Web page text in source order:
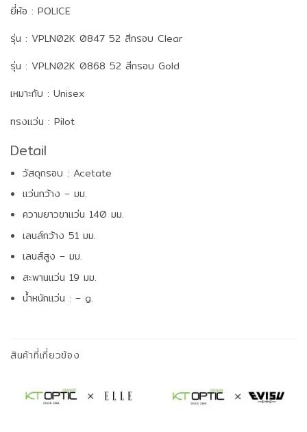
ยี่ห้อ : POLICE
รุ่น : VPLN02K 0847 52 สีกรอบ Clear
รุ่น : VPLN02K 0868 52 สีกรอบ Gold
เหมาะกับ : Unisex
ทรงแว่น : Pilot
Detail
วัสดุกรอบ : Acetate
แว่นกว้าง – มม.
ความยาวขาแว่น 140 มม.
เลนส์กว้าง 51 มม.
เลนส์สูง – มม.
สะพานแว่น 19 มม.
น้ำหนักแว่น : – g.
สินค้าที่เกี่ยวข้อง